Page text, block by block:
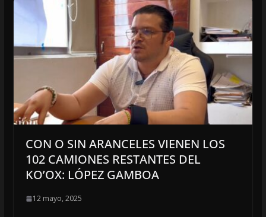
CON O SIN ARANCELES VIENEN LOS
102 CAMIONES RESTANTES DEL
KO’OX: LÓPEZ GAMBOA
12 mayo, 2025